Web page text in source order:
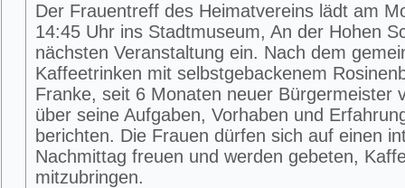
Der Frauentreff des Heimatvereins lädt am
14:45 Uhr ins Stadtmuseum, An der Hohen
nächsten Veranstaltung ein. Nach dem
Kaffeetrinken mit selbstgebackenem
Franke, seit 6 Monaten neuer Bürgermeister
über seine Aufgaben, Vorhaben und
berichten. Die Frauen dürfen sich auf einen
Nachmittag freuen und werden gebeten,
mitzubringen.